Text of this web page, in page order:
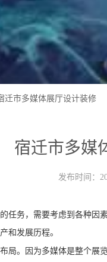
迁市多媒体展厅设计装修
宿迁市多媒
发布时间：
任务，需要考虑到各种
和发展历程。
局。因为多媒体是整个